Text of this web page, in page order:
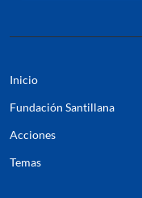
Inicio
Fundación Santillana
Acciones
Temas